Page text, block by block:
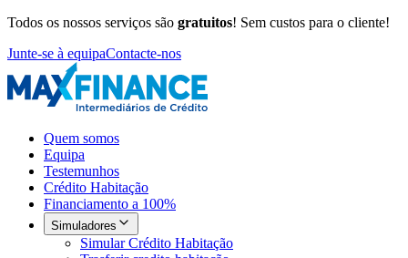
Todos os nossos serviços são gratuitos! Sem custos para o cliente!
Junte-se à equipaContacte-nos
Quem somos
Equipa
Testemunhos
Crédito Habitação
Financiamento a 100%
Simuladores
Simular Crédito Habitação